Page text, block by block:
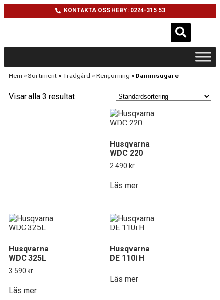
KONTAKTA OSS HEBY: 0224-315 53
Hem »Sortiment »Trädgård »Rengörning » Dammsugare
Visar alla 3 resultat
Husqvarna
WDC 220
2 490 kr
Läs mer
Husqvarna
WDC 325L
3 590 kr
Läs mer
Husqvarna
DE 110i H
Läs mer